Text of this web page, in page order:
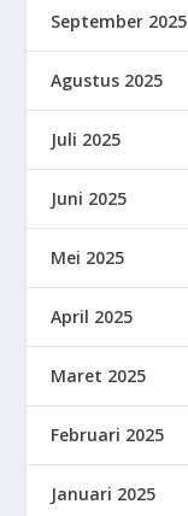
September 2025
Agustus 2025
Juli 2025
Juni 2025
Mei 2025
April 2025
Maret 2025
Februari 2025
Januari 2025